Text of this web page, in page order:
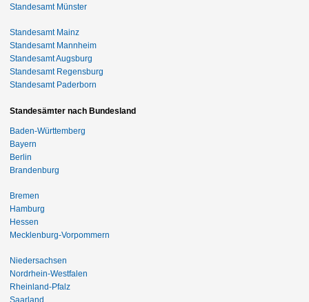
Standesamt Münster
Standesamt Mainz
Standesamt Mannheim
Standesamt Augsburg
Standesamt Regensburg
Standesamt Paderborn
Standesämter nach Bundesland
Baden-Württemberg
Bayern
Berlin
Brandenburg
Bremen
Hamburg
Hessen
Mecklenburg-Vorpommern
Niedersachsen
Nordrhein-Westfalen
Rheinland-Pfalz